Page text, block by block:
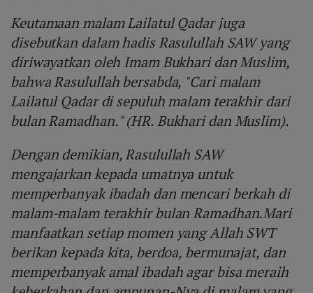
Keutamaan malam Lailatul Qadar juga
disebutkan dalam hadis Rasulullah SAW yang
diriwayatkan oleh Imam Bukhari dan Muslim,
bahwa Rasulullah bersabda, "Cari malam
Lailatul Qadar di sepuluh malam terakhir dari
bulan Ramadhan." (HR. Bukhari dan Muslim).
Dengan demikian, Rasulullah SAW
mengajarkan kepada umatnya untuk
memperbanyak ibadah dan mencari berkah di
malam-malam terakhir bulan Ramadhan.Mari
manfaatkan setiap momen yang Allah SWT
berikan kepada kita, berdoa, bermunajat, dan
memperbanyak amal ibadah agar bisa meraih